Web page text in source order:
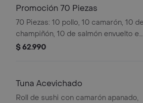
Promoción 70 Piezas
70 Piezas: 10 pollo, 10 camarón, 10 de
champiñón, 10 de salmón envuelto en
salmón, 10 kanikama, 10 hosomaki
$ 62.990
Tuna Acevichado
Roll de sushi con camarón apanado,